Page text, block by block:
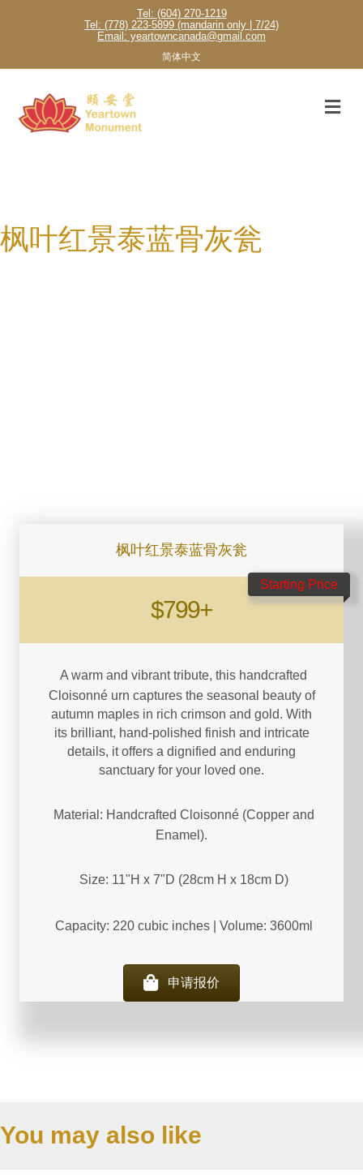
Tel: (604) 270-1219
Tel: (778) 223-5899 (mandarin only | 7/24)
Email: yeartowncanada@gmail.com
简体中文
枫叶红景泰蓝骨灰瓮
枫叶红景泰蓝骨灰瓮
$799+
A warm and vibrant tribute, this handcrafted
Cloisonné urn captures the seasonal beauty of
autumn maples in rich crimson and gold. With
its brilliant, hand-polished finish and intricate
details, it offers a dignified and enduring
sanctuary for your loved one.
Material: Handcrafted Cloisonné (Copper and
Enamel).
Size: 11"H x 7"D (28cm H x 18cm D)
Capacity: 220 cubic inches | Volume: 3600ml
申请报价
Starting Price
You may also like